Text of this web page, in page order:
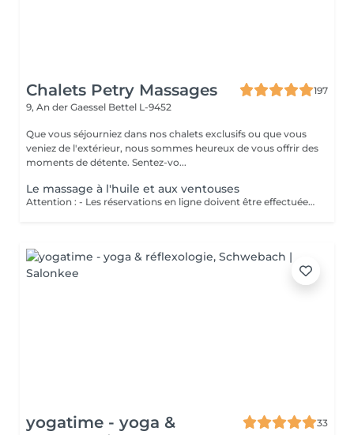
Chalets Petry Massages
197
9, An der Gaessel Bettel L-9452
Que vous séjourniez dans nos chalets exclusifs ou que vous
veniez de l'extérieur, nous sommes heureux de vous offrir des
moments de détente. Sentez-vo...
Le massage à l'huile et aux ventouses
Attention : - Les réservations en ligne doivent être effectuées au moins 24 heures à l'avance. - Si vous souhaitez réserver un massage à court terme (moins de 24 heures à l'avance), veuillez appeler le +49 173 390 20 62. - Si vous devez annuler le massage, nous vous demandons de le faire au moins 24 heures à l'avance, sinon nous devrons facturer 70 % du prix des massages. - Les employés et les horaires peuvent être adaptés si nécessaire, après consultation avec vous. Traite d'abord les tissus cutanés et musculaires. Ensuite, les ventouses dénouent les blocages énergétiques. Ce massage dynamise le sang, améliore la microcirculation et favorise l'élimination des toxines. Perfectionne la souplesse et la qualité de peau, tonifiant l'épiderme.
yogatime - yoga &
33